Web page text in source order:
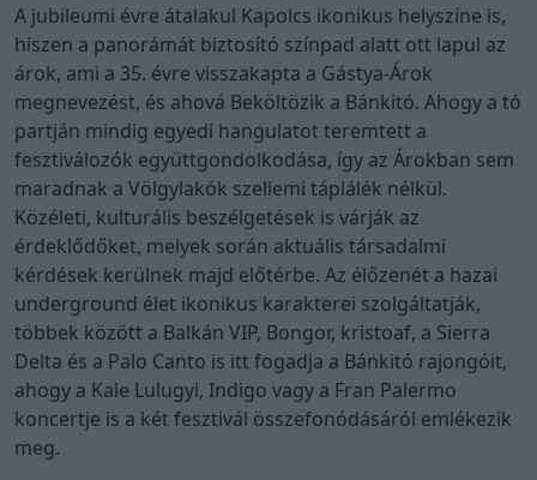
A jubileumi évre átalakul Kapolcs ikonikus helyszíne is,
hiszen a panorámát biztosító színpad alatt ott lapul az
árok, ami a 35. évre visszakapta a Gástya-Árok
megnevezést, és ahová Beköltözik a Bánkitó. Ahogy a tó
partján mindig egyedi hangulatot teremtett a
fesztiválozók együttgondolkodása, így az Árokban sem
maradnak a Völgylakók szellemi táplálék nélkül.
Közéleti, kulturális beszélgetések is várják az
érdeklődőket, melyek során aktuális társadalmi
kérdések kerülnek majd előtérbe. Az élőzenét a hazai
underground élet ikonikus karakterei szolgáltatják,
többek között a Balkán VIP, Bongor, kristoaf, a Sierra
Delta és a Palo Canto is itt fogadja a Bánkitó rajongóit,
ahogy a Kale Lulugyi, Indigo vagy a Fran Palermo
koncertje is a két fesztivál összefonódásáról emlékezik
meg.